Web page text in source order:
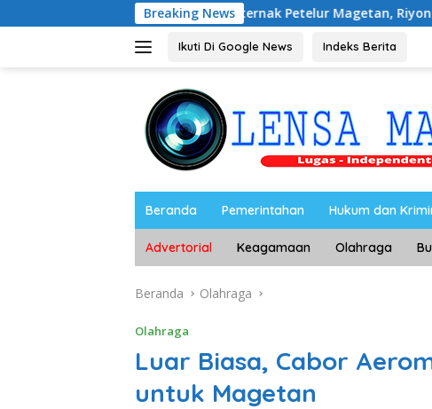
ke
Breaking News
dengan Peternak Petelur Magetan, Riyono Bahas Stabilitas Harga
Ikuti Di Google News Indeks Berita
Beranda Pemerintahan Hukum dan
Advertorial Keagamaan Olahraga
Beranda Olahraga
Olahraga
Luar Biasa, Cabor
untuk Magetan